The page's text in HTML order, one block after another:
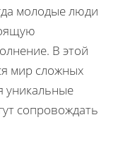
молодые люди
В этой
мир сложных
уникальные
сопровождать